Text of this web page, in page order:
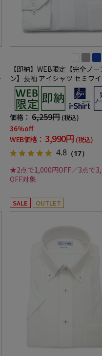
【即納】WEB限定【完全ノ
ン】長袖 アイシャツ セミワ
トレッチ ミニチェック柄 i-
イシャツ 通年
価格： 6,259円 (税込)
36%off
WEB価格： 3,990円 (税込)
4.8 （17）
★2点で1,000円OFF／3点で
OFF対象
SALE OUTLET